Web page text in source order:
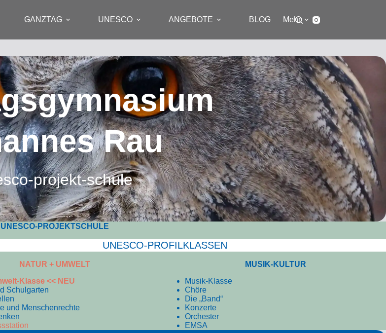
GANZTAG UNESCO ANGEBOTE BLOG Mehr
Rau
projekt-schule
UNESCO-PROJEKTSCHULE
UNESCO-PROFILKLASSEN
NATUR + UMWELT
Klasse << NEU
Schulgarten
und Menschenrechte
MUSIK-KULTUR
Musik-Klasse
Chöre
Die „Band“
Konzerte
Orchester
EMSA